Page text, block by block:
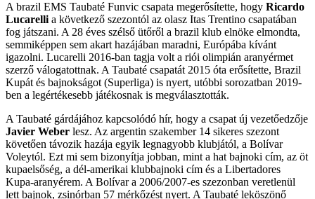
A brazil EMS Taubaté Funvic csapata megerősítette, hogy Ricardo
Lucarelli a következő szezontól az olasz Itas Trentino csapatában
fog játszani. A 28 éves szélső ütőről a brazil klub elnöke elmondta,
semmiképpen sem akart hazájában maradni, Európába kívánt
igazolni. Lucarelli 2016-ban tagja volt a riói olimpián aranyérmet
szerző válogatottnak. A Taubaté csapatát 2015 óta erősítette, Brazil
Kupát és bajnokságot (Superliga) is nyert, utóbbi sorozatban 2019-
ben a legértékesebb játékosnak is megválasztották.
A Taubaté gárdájához kapcsolódó hír, hogy a csapat új vezetőedzője
Javier Weber lesz. Az argentin szakember 14 sikeres szezont
követően távozik hazája egyik legnagyobb klubjától, a Bolívar
Voleytól. Ezt mi sem bizonyítja jobban, mint a hat bajnoki cím, az öt
kupaelsőség, a dél-amerikai klubbajnoki cím és a Libertadores
Kupa-aranyérem. A Bolívar a 2006/2007-es szezonban veretlenül
lett bajnok, zsinórban 57 mérkőzést nyert. A Taubaté leköszönő